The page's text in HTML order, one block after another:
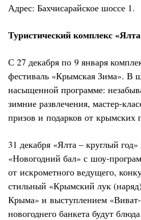
Адрес: Бахчисарайское шоссе 1.
Туристический комплекс
С 27 декабря по 9 января
фестиваль «Крымская Зима». В
насыщенной программе:
зимние развлечения, мастер-
призов и подарков от крымских
31 декабря «Ялта – круглый
«Новогодний бал» с шоу-
от искрометного ведущего,
стильный «Крымский лук
Крыма» и выступлением
новогоднего банкета будут